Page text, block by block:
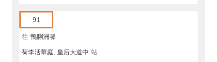
91
往 鴨脷洲邨
荷李活華庭, 皇后大道中 站